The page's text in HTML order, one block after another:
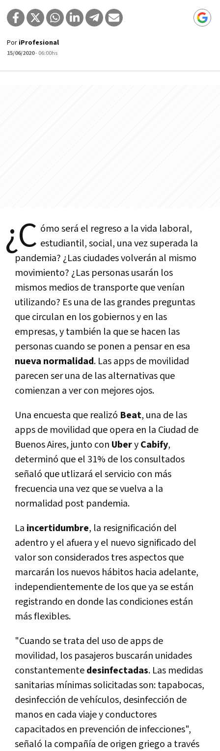
Por iProfesional
15/06/2020- 06:00hs
¿C ómo será el regreso a la vida laboral,
estudiantil, social, una vez superada la
pandemia? ¿Las ciudades volverán al mismo
movimiento? ¿Las personas usarán los
mismos medios de transporte que venían
utilizando? Es una de las grandes preguntas
que circulan en los gobiernos y en las
empresas, y también la que se hacen las
personas cuando se ponen a pensar en esa
nueva normalidad. Las apps de movilidad
parecen ser una de las alternativas que
comienzan a ver con mejores ojos.
Una encuesta que realizó Beat, una de las
apps de movilidad que opera en la Ciudad de
Buenos Aires, junto con UberyCabify,
determinó que el 31% de los consultados
señaló que utlizará el servicio con más
frecuencia una vez que se vuelva a la
normalidad post pandemia.
La incertidumbre, la resignificación del
adentro y el afuera y el nuevo significado del
valor son considerados tres aspectos que
marcarán los nuevos hábitos hacia adelante,
independientemente de los que ya se están
registrando en donde las condiciones están
más flexibles.
"Cuando se trata del uso de apps de
movilidad, los pasajeros buscarán unidades
constantementedesinfectadas. Las medidas
sanitarias mínimas solicitadas son: tapabocas,
desinfección de vehículos, desinfección de
manos en cada viaje y conductores
capacitados en prevención de infecciones",
señaló la compañía de origen griego a través